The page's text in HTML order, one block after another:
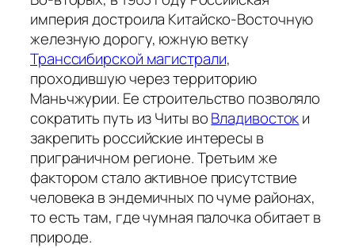
империя достроила Китайско-Восточную
железную дорогу, южную ветку
Транссибирской магистрали,
проходившую через территорию
Маньчжурии. Ее строительство позволяло
сократить путь из Читы воВладивостоки
закрепить российские интересы в
приграничном регионе. Третьим же
фактором стало активное присутствие
человека в эндемичных по чуме районах,
то есть там, где чумная палочка обитает в
природе.